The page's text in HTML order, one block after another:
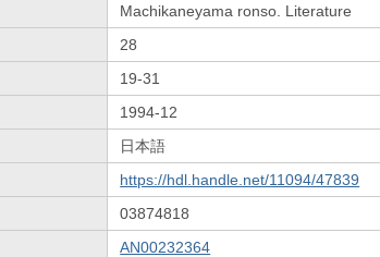
Machikaneyama ronso. Literature
28
19-31
1994-12
日本語
https://hdl.handle.net/11094/47839
03874818
AN00232364